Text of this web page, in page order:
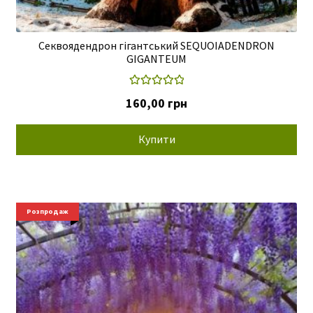
Секвоядендрон гігантський SEQUOIADENDRON
GIGANTEUM
5.00з 5
160,00 грн
Купити
Розпродаж